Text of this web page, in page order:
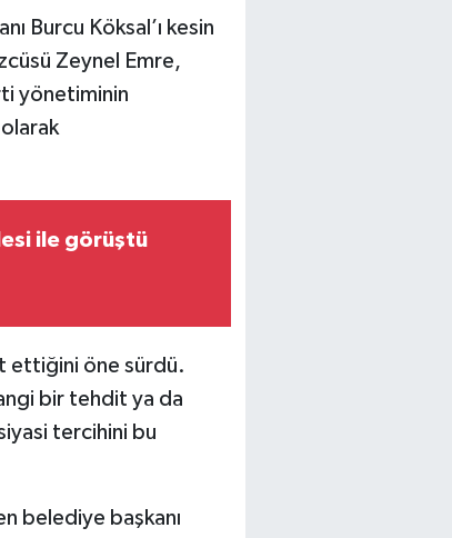
Burcu Köksal’ı kesin
Zeynel Emre,
yönetiminin
ile görüştü
ettiğini öne sürdü.
bir tehdit ya da
siyasi tercihini bu
belediye başkanı